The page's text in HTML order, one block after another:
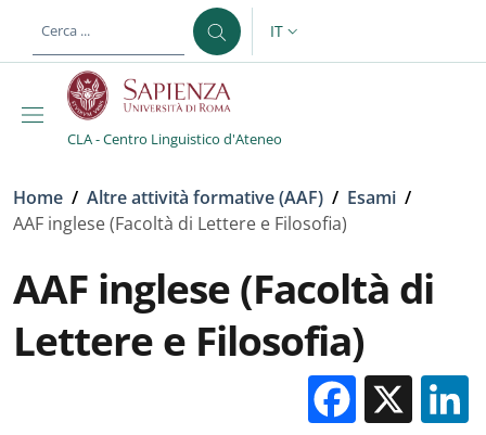
al contenuto principale
SELETTORE LINGUA:
IT
CLA - Centro Linguistico d'Ateneo
Briciole di pane
Home / Altre attività formative (AAF) / Esami /
AAF inglese (Facoltà di Lettere e Filosofia)
AAF inglese (Facoltà di
Lettere e Filosofia)
X